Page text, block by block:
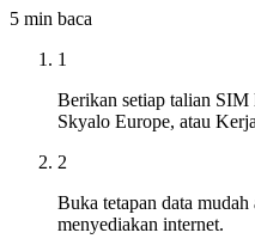
5 min baca
1
Berikan setiap talian SIM
Skyalo Europe, atau
2
Buka tetapan data
menyediakan internet.